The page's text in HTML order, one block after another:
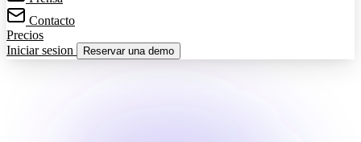
Contacto
Precios
Iniciar sesion
Reservar una demo